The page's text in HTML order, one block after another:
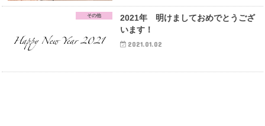
その他
2021年 明けましておめでとうござ
います！
2021.01.02